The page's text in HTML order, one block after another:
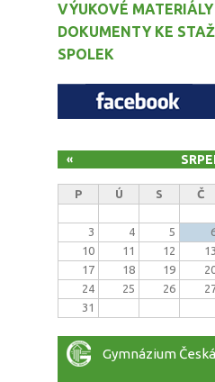
VÝUKOVÉ MATERIÁLY
DOKUMENTY KE
SPOLEK
«
P Ú S Č
3
4 5
10
11 12 13
17
18 19
24
25 26
31
Gymnázium